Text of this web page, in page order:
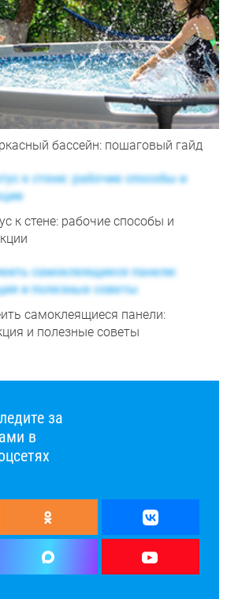
бассейн: пошаговый гайд
к стене: рабочие способы и
самоклеящиеся панели:
и полезные советы
за
в